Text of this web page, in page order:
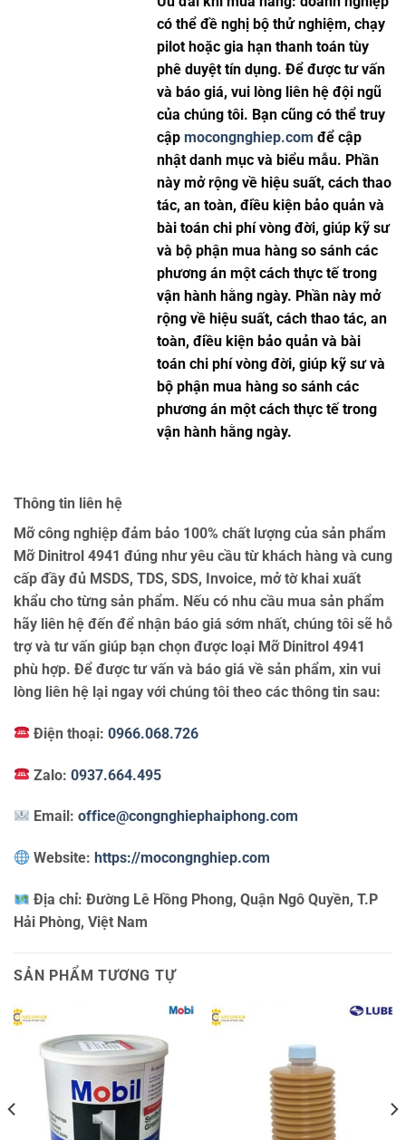
có thể đề nghị bộ thử nghiệm, chạy
pilot hoặc gia hạn thanh toán tùy
phê duyệt tín dụng. Để được tư vấn
và báo giá, vui lòng liên hệ đội ngũ
của chúng tôi. Bạn cũng có thể truy
cậpmocongnghiep.com để cập
nhật danh mục và biểu mẫu. Phần
này mở rộng về hiệu suất, cách thao
tác, an toàn, điều kiện bảo quản và
bài toán chi phí vòng đời, giúp kỹ sư
và bộ phận mua hàng so sánh các
phương án một cách thực tế trong
vận hành hằng ngày. Phần này mở
rộng về hiệu suất, cách thao tác, an
toàn, điều kiện bảo quản và bài
toán chi phí vòng đời, giúp kỹ sư và
bộ phận mua hàng so sánh các
phương án một cách thực tế trong
vận hành hằng ngày.
Thông tin liên hệ
Mỡ công nghiệp đảm bảo 100% chất lượng của sản phẩm
Mỡ Dinitrol 4941 đúng như yêu cầu từ khách hàng và cung
cấp đầy đủ MSDS, TDS, SDS, Invoice, mở tờ khai xuất
khẩu cho từng sản phẩm. Nếu có nhu cầu mua sản phẩm
hãy liên hệ đến để nhận báo giá sớm nhất, chúng tôi sẽ hỗ
trợ và tư vấn giúp bạn chọn được loại Mỡ Dinitrol 4941
phù hợp. Để được tư vấn và báo giá về sản phẩm, xin vui
lòng liên hệ lại ngay với chúng tôi theo các thông tin sau:
Điện thoại:0966.068.726
Zalo:0937.664.495
Email:office@congnghiephaiphong.com
Website: https://mocongnghiep.com
Địa chỉ:Đường Lê Hồng Phong, Quận Ngô Quyền, T.P
Hải Phòng, Việt Nam
SẢN PHẨM TƯƠNG TỰ